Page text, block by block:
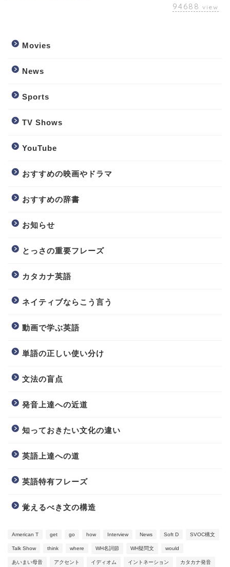
94688 view
Movies
News
Sports
TV Shows
YouTube
おすすめの映画やドラマ
おすすめの辞書
お知らせ
とっさの重要フレーズ
カタカナ英語
ネイティブならこう言う
動画で学ぶ英語
単語の正しい使い分け
文法の盲点
発音上達への近道
知っておきたい文化の違い
英語上達への道
英語特有フレーズ
覚えるべき文の構造
American T get go how Interview News Soft D SVOC構文
Talk Show think where WH名詞節 WH疑問文 would
あいまい母音 アクセント イディオム イントネーション カタカナ発音
Video Learning